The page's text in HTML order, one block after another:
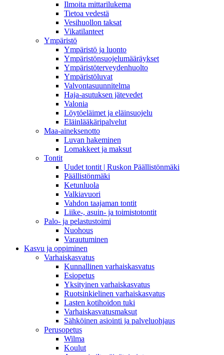
Ilmoita mittarilukema
Tietoa vedestä
Vesihuollon taksat
Vikatilanteet
Ympäristö
Ympäristö ja luonto
Ympäristönsuojelumääräykset
Ympäristöterveydenhuolto
Ympäristöluvat
Valvontasuunnitelma
Haja-asutuksen jätevedet
Valonia
Löytöeläimet ja eläinsuojelu
Eläinlääkäripalvelut
Maa-aineksenotto
Luvan hakeminen
Lomakkeet ja maksut
Tontit
Uudet tontit | Ruskon Päällistönmäki
Päällistönmäki
Ketunluola
Valkiavuori
Vahdon taajaman tontit
Liike-, asuin- ja toimistotontit
Palo- ja pelastustoimi
Nuohous
Varautuminen
Kasvu ja oppiminen
Varhaiskasvatus
Kunnallinen varhaiskasvatus
Esiopetus
Yksityinen varhaiskasvatus
Ruotsinkielinen varhaiskasvatus
Lasten kotihoidon tuki
Varhaiskasvatusmaksut
Sähköinen asiointi ja palveluohjaus
Perusopetus
Wilma
Koulut